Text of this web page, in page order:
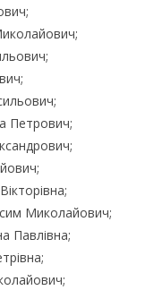
Петрович;
Миколайович;
Павлівна;